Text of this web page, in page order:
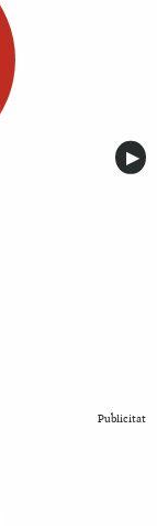
▶︎
Publicitat